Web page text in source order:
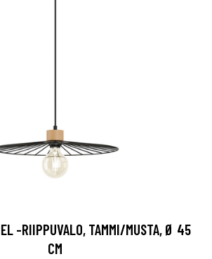
-RIIPPUVALO, TAMMI/MUSTA, Ø 45
CM